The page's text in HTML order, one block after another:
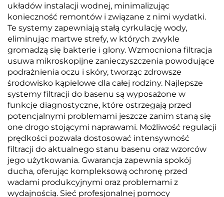
układów instalacji wodnej, minimalizując
konieczność remontów i związane z nimi wydatki.
Te systemy zapewniają stałą cyrkulację wody,
eliminując martwe strefy, w których zwykle
gromadzą się bakterie i glony. Wzmocniona filtracja
usuwa mikroskopijne zanieczyszczenia powodujące
podrażnienia oczu i skóry, tworząc zdrowsze
środowisko kąpielowe dla całej rodziny. Najlepsze
systemy filtracji do basenu są wyposażone w
funkcje diagnostyczne, które ostrzegają przed
potencjalnymi problemami jeszcze zanim staną się
one drogo stojącymi naprawami. Możliwość regulacji
prędkości pozwala dostosować intensywność
filtracji do aktualnego stanu basenu oraz wzorców
jego użytkowania. Gwarancja zapewnia spokój
ducha, oferując kompleksową ochronę przed
wadami produkcyjnymi oraz problemami z
wydajnością. Sieć profesjonalnej pomocy